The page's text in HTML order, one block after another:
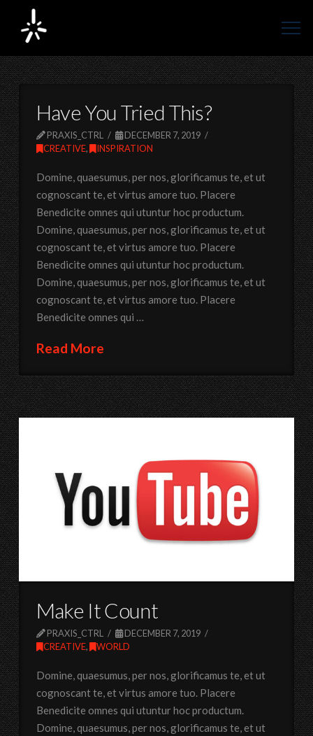
Have You Tried This?
PRAXIS_CTRL
DECEMBER 7, 2019
CREATIVE, INSPIRATION
Domine, quaesumus, per nos, glorificamus te, et ut
cognoscant te, et virtus amore tuo. Placere
Benedicite omnes qui utuntur hoc productum.
Domine, quaesumus, per nos, glorificamus te, et ut
cognoscant te, et virtus amore tuo. Placere
Benedicite omnes qui utuntur hoc productum.
Domine, quaesumus, per nos, glorificamus te, et ut
cognoscant te, et virtus amore tuo. Placere
Benedicite omnes qui …
Read More
Make It Count
PRAXIS_CTRL
DECEMBER 7, 2019
CREATIVE, WORLD
Domine, quaesumus, per nos, glorificamus te, et ut
cognoscant te, et virtus amore tuo. Placere
Benedicite omnes qui utuntur hoc productum.
Domine, quaesumus, per nos, glorificamus te, et ut